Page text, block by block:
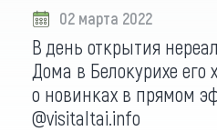
02 марта 2022
В день открытия
Дома в Белокурихе его
о новинках в прямом
@visitaltai.info